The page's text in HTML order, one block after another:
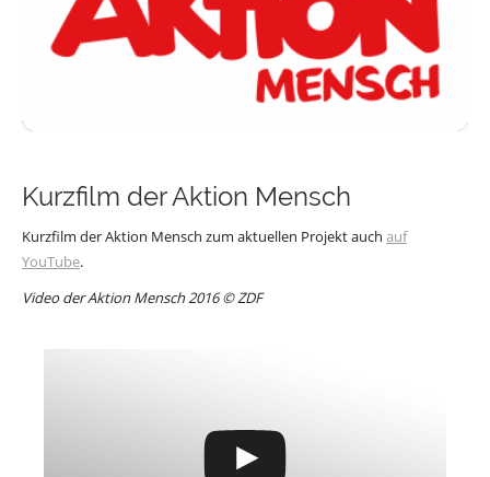
Kurzfilm der Aktion Mensch
Kurzfilm der Aktion Mensch zum aktuellen Projekt auch auf
YouTube.
Video der Aktion Mensch 2016 © ZDF